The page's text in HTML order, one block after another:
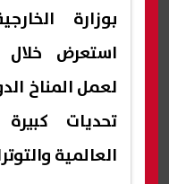
بوزارة
استعرض خلال
لعمل المناخ
تحديات
العالمية